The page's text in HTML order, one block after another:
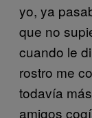
yo, ya
que no
cuando le
rostro me
todavía
amigos